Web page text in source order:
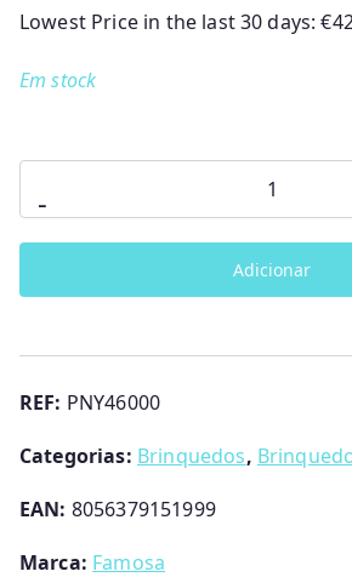
Lowest Price in the last 30 days:€
Em stock
-
de
Floresta
Adicionar
REF: PNY46000
Categorias: Brinquedos,
EAN: 8056379151999
Marca: Famosa